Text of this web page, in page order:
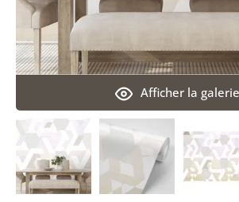
Afficher la galerie